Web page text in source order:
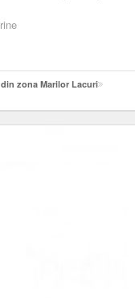
zona Marilor Lacuri